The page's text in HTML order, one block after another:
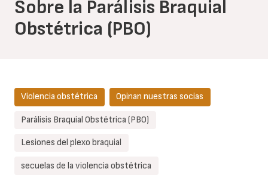
Sobre la Parálisis Braquial
Obstétrica (PBO)
Violencia obstétrica Opinan nuestras socias
Parálisis Braquial Obstétrica (PBO)
Lesiones del plexo braquial
secuelas de la violencia obstétrica